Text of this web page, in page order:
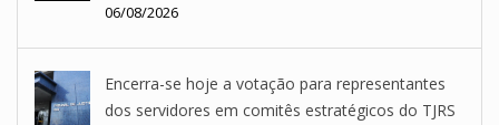
06/08/2026
Encerra-se hoje a votação para representantes
dos servidores em comitês estratégicos do TJRS